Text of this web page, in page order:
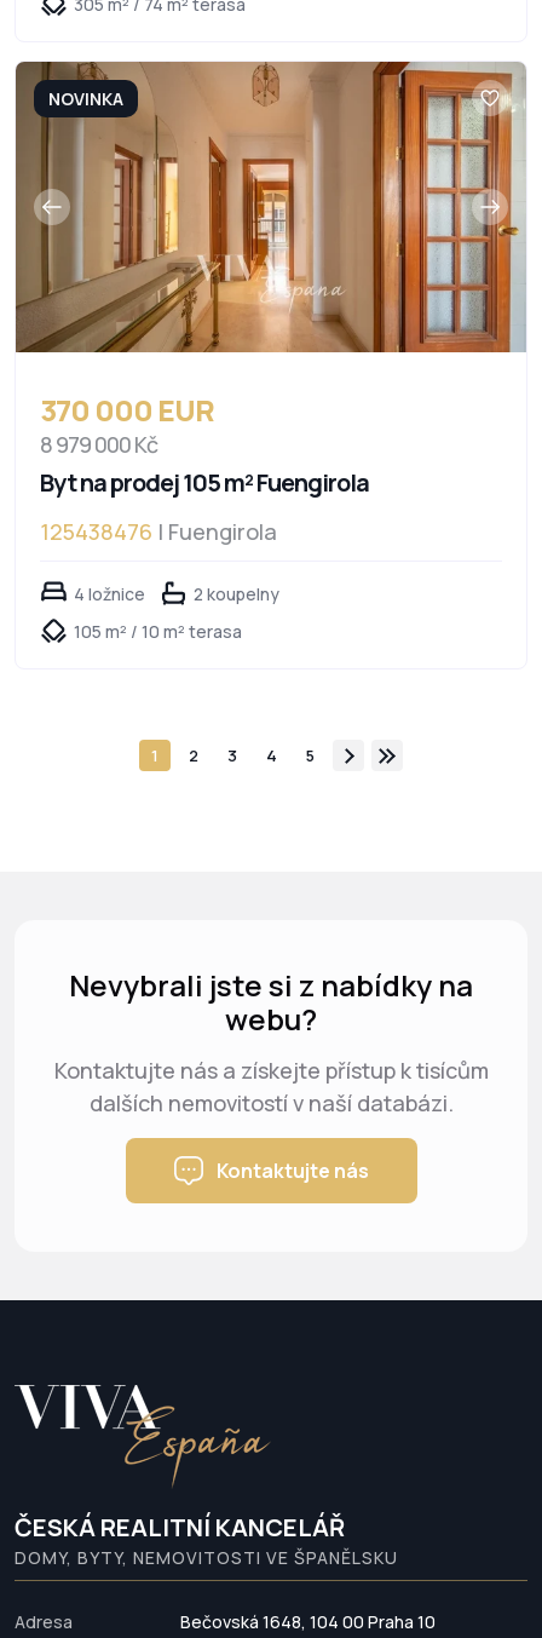
NOVINKA
370 000 EUR
8 979 000 Kč
Byt na prodej 105 m² Fuengirola
125438476 | Fuengirola
4 ložnice
2 koupelny
105 m² / 10 m² terasa
1 2 3 4 5
Nevybrali jste si z nabídky na
webu?
Kontaktujte nás a získejte přístup k tisícům
dalších nemovitostí v naší databázi.
Kontaktujte nás
ČESKÁ REALITNÍ KANCELÁŘ
DOMY, BYTY, NEMOVITOSTI VE ŠPANĚLSKU
Adresa Bečovská 1648, 104 00 Praha 10